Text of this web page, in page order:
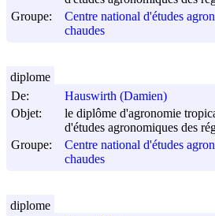
Groupe:
Centre national d'études
chaudes
De:
Hauswirth (Damien)
Objet:
le diplôme d'agronomie
d'études agronomiques des
Groupe:
Centre national d'études
chaudes
diplome
diplome